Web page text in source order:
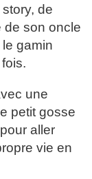
de
de son oncle
gamin
une
petit gosse
aller
vie en